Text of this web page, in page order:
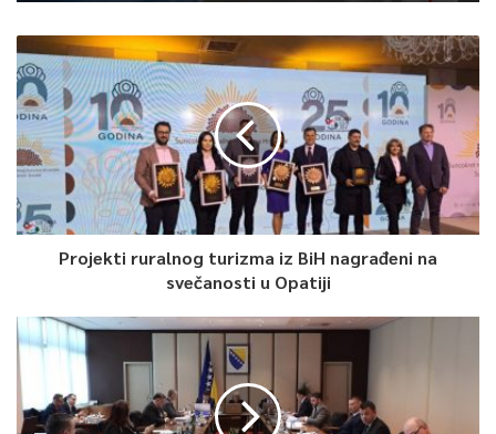
Projekti ruralnog turizma iz BiH nagrađeni na
svečanosti u Opatiji